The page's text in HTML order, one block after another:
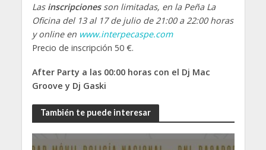
Las inscripcionesson limitadas, en la Peña La
Oficina del 13 al 17 de julio de 21:00 a 22:00 horas
y online en www.interpecaspe.com
Precio de inscripción 50 €.
After Party a las 00:00 horas con el Dj Mac
Groove y Dj Gaski
También te puede interesar